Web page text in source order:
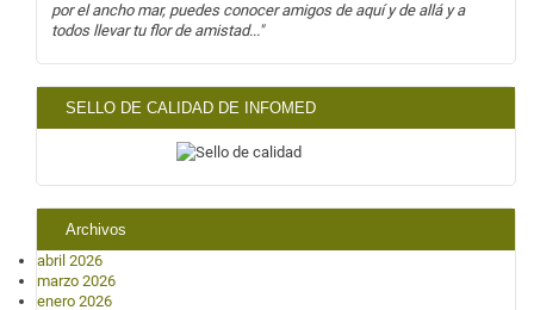
por el ancho mar, puedes conocer amigos de aquí y de allá y a
todos llevar tu flor de amistad..."
SELLO DE CALIDAD DE INFOMED
Archivos
abril 2026
marzo 2026
enero 2026